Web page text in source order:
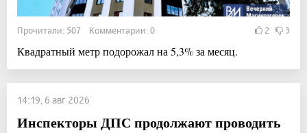
Прочитали: 507 Комментарии: 0 2 3
Квадратный метр подорожал на 5,3% за месяц.
14:19, 6 авг 2026
Инспекторы ДПС продолжают проводить